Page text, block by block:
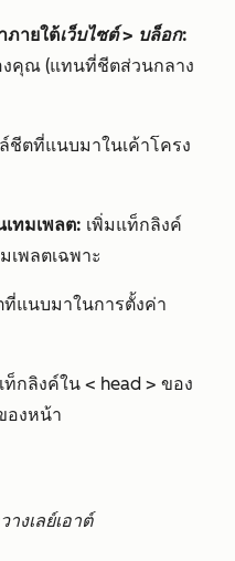
ภายใต้เว็บไซต์> บล็อก:
คุณ (แทนที่ชีตส่วนกลาง
ชีตที่แนบมาในเค้าโครง
ทมเพลต: เพิ่มแท็กลิงค์
เพลตเฉพาะ
ที่แนบมาในการตั้งค่า
ท็กลิงค์ใน < head > ของ
องหน้า
งเลย์เอาต์